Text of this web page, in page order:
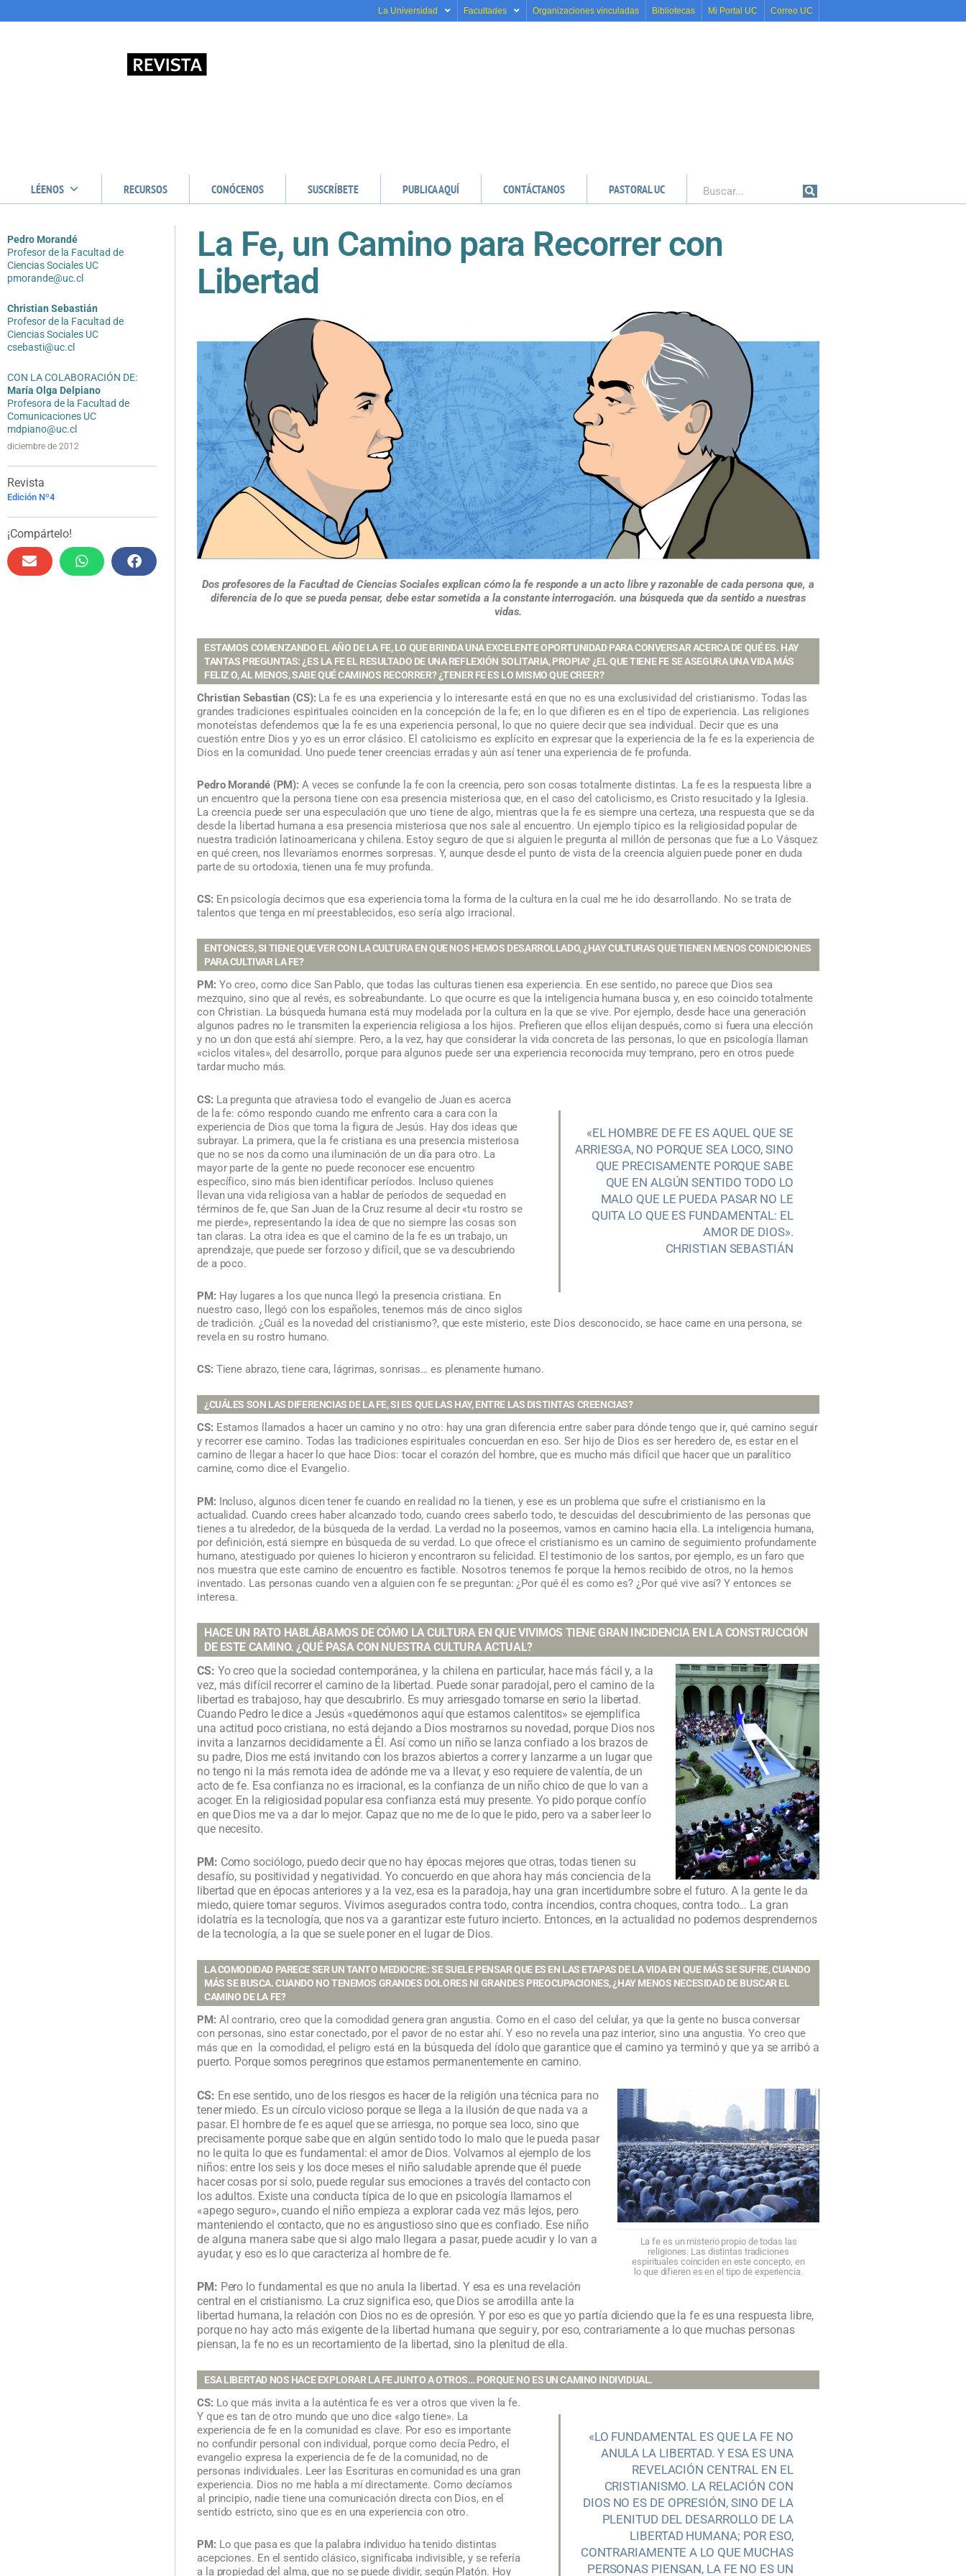
La Universidad Facultades Organizaciones vinculadas Bibliotecas Mi Portal UC Correo UC
LÉENOS RECURSOS CONÓCENOS SUSCRÍBETE PUBLICA AQUÍ CONTÁCTANOS PASTORAL UC Buscar
Pedro Morandé
Profesor de la Facultad de
Ciencias Sociales UC
pmorande@uc.cl
Christian Sebastián
Profesor de la Facultad de
Ciencias Sociales UC
csebasti@uc.cl
CON LA COLABORACIÓN DE:
María Olga Delpiano
Profesora de la Facultad de
Comunicaciones UC
mdpiano@uc.cl
diciembre de 2012
Revista
Edición Nº4
¡Compártelo!
La Fe, un Camino para Recorrer con
Libertad
Dos profesores de la Facultad de Ciencias Sociales explican cómo la fe responde a un acto libre y razonable de cada persona que, a
diferencia de lo que se pueda pensar, debe estar sometida a la constante interrogación. una búsqueda que da sentido a nuestras
vidas.
ESTAMOS COMENZANDO EL AÑO DE LA FE, LO QUE BRINDA UNA EXCELENTE OPORTUNIDAD PARA CONVERSAR ACERCA DE QUÉ ES. HAY
TANTAS PREGUNTAS: ¿ES LA FE EL RESULTADO DE UNA REFLEXIÓN SOLITARIA, PROPIA? ¿EL QUE TIENE FE SE ASEGURA UNA VIDA MÁS
FELIZ O, AL MENOS, SABE QUÉ CAMINOS RECORRER? ¿TENER FE ES LO MISMO QUE CREER?
Christian Sebastian (CS): La fe es una experiencia y lo interesante está en que no es una exclusividad del cristianismo. Todas las
grandes tradiciones espirituales coinciden en la concepción de la fe; en lo que difieren es en el tipo de experiencia. Las religiones
monoteístas defendemos que la fe es una experiencia personal, lo que no quiere decir que sea individual. Decir que es una
cuestión entre Dios y yo es un error clásico. El catolicismo es explícito en expresar que la experiencia de la fe es la experiencia de
Dios en la comunidad. Uno puede tener creencias erradas y aún así tener una experiencia de fe profunda.
Pedro Morandé (PM): A veces se confunde la fe con la creencia, pero son cosas totalmente distintas. La fe es la respuesta libre a
un encuentro que la persona tiene con esa presencia misteriosa que, en el caso del catolicismo, es Cristo resucitado y la Iglesia.
La creencia puede ser una especulación que uno tiene de algo, mientras que la fe es siempre una certeza, una respuesta que se da
desde la libertad humana a esa presencia misteriosa que nos sale al encuentro. Un ejemplo típico es la religiosidad popular de
nuestra tradición latinoamericana y chilena. Estoy seguro de que si alguien le pregunta al millón de personas que fue a Lo Vásquez
en qué creen, nos llevaríamos enormes sorpresas. Y, aunque desde el punto de vista de la creencia alguien puede poner en duda
parte de su ortodoxia, tienen una fe muy profunda.
CS: En psicología decimos que esa experiencia toma la forma de la cultura en la cual me he ido desarrollando. No se trata de
talentos que tenga en mí preestablecidos, eso sería algo irracional.
ENTONCES, SI TIENE QUE VER CON LA CULTURA EN QUE NOS HEMOS DESARROLLADO, ¿HAY CULTURAS QUE TIENEN MENOS CONDICIONES
PARA CULTIVAR LA FE?
PM: Yo creo, como dice San Pablo, que todas las culturas tienen esa experiencia. En ese sentido, no parece que Dios sea
mezquino, sino que al revés, es sobreabundante. Lo que ocurre es que la inteligencia humana busca y, en eso coincido totalmente
con Christian. La búsqueda humana está muy modelada por la cultura en la que se vive. Por ejemplo, desde hace una generación
algunos padres no le transmiten la experiencia religiosa a los hijos. Prefieren que ellos elijan después, como si fuera una elección
y no un don que está ahí siempre. Pero, a la vez, hay que considerar la vida concreta de las personas, lo que en psicología llaman
«ciclos vitales», del desarrollo, porque para algunos puede ser una experiencia reconocida muy temprano, pero en otros puede
tardar mucho más.
«EL HOMBRE DE FE ES AQUEL QUE SE
ARRIESGA, NO PORQUE SEA LOCO, SINO
QUE PRECISAMENTE PORQUE SABE
QUE EN ALGÚN SENTIDO TODO LO
MALO QUE LE PUEDA PASAR NO LE
QUITA LO QUE ES FUNDAMENTAL: EL
AMOR DE DIOS».
CHRISTIAN SEBASTIÁN
CS: La pregunta que atraviesa todo el evangelio de Juan es acerca
de la fe: cómo respondo cuando me enfrento cara a cara con la
experiencia de Dios que toma la figura de Jesús. Hay dos ideas que
subrayar. La primera, que la fe cristiana es una presencia misteriosa
que no se nos da como una iluminación de un día para otro. La
mayor parte de la gente no puede reconocer ese encuentro
específico, sino más bien identificar períodos. Incluso quienes
llevan una vida religiosa van a hablar de períodos de sequedad en
términos de fe, que San Juan de la Cruz resume al decir «tu rostro se
me pierde», representando la idea de que no siempre las cosas son
tan claras. La otra idea es que el camino de la fe es un trabajo, un
aprendizaje, que puede ser forzoso y difícil, que se va descubriendo
de a poco.
PM: Hay lugares a los que nunca llegó la presencia cristiana. En
nuestro caso, llegó con los españoles, tenemos más de cinco siglos
de tradición. ¿Cuál es la novedad del cristianismo?, que este misterio, este Dios desconocido, se hace carne en una persona, se
revela en su rostro humano.
CS: Tiene abrazo, tiene cara, lágrimas, sonrisas… es plenamente humano.
¿CUÁLES SON LAS DIFERENCIAS DE LA FE, SI ES QUE LAS HAY, ENTRE LAS DISTINTAS CREENCIAS?
CS: Estamos llamados a hacer un camino y no otro: hay una gran diferencia entre saber para dónde tengo que ir, qué camino seguir
y recorrer ese camino. Todas las tradiciones espirituales concuerdan en eso. Ser hijo de Dios es ser heredero de, es estar en el
camino de llegar a hacer lo que hace Dios: tocar el corazón del hombre, que es mucho más difícil que hacer que un paralítico
camine, como dice el Evangelio.
PM: Incluso, algunos dicen tener fe cuando en realidad no la tienen, y ese es un problema que sufre el cristianismo en la
actualidad. Cuando crees haber alcanzado todo, cuando crees saberlo todo, te descuidas del descubrimiento de las personas que
tienes a tu alrededor, de la búsqueda de la verdad. La verdad no la poseemos, vamos en camino hacia ella. La inteligencia humana,
por definición, está siempre en búsqueda de su verdad. Lo que ofrece el cristianismo es un camino de seguimiento profundamente
humano, atestiguado por quienes lo hicieron y encontraron su felicidad. El testimonio de los santos, por ejemplo, es un faro que
nos muestra que este camino de encuentro es factible. Nosotros tenemos fe porque la hemos recibido de otros, no la hemos
inventado. Las personas cuando ven a alguien con fe se preguntan: ¿Por qué él es como es? ¿Por qué vive así? Y entonces se
interesa.
HACE UN RATO HABLÁBAMOS DE CÓMO LA CULTURA EN QUE VIVIMOS TIENE GRAN INCIDENCIA EN LA CONSTRUCCIÓN
DE ESTE CAMINO. ¿QUÉ PASA CON NUESTRA CULTURA ACTUAL?
CS: Yo creo que la sociedad contemporánea, y la chilena en particular, hace más fácil y, a la
vez, más difícil recorrer el camino de la libertad. Puede sonar paradojal, pero el camino de la
libertad es trabajoso, hay que descubrirlo. Es muy arriesgado tomarse en serio la libertad.
Cuando Pedro le dice a Jesús «quedémonos aquí que estamos calentitos» se ejemplifica
una actitud poco cristiana, no está dejando a Dios mostrarnos su novedad, porque Dios nos
invita a lanzarnos decididamente a Él. Así como un niño se lanza confiado a los brazos de
su padre, Dios me está invitando con los brazos abiertos a correr y lanzarme a un lugar que
no tengo ni la más remota idea de adónde me va a llevar, y eso requiere de valentía, de un
acto de fe. Esa confianza no es irracional, es la confianza de un niño chico de que lo van a
acoger. En la religiosidad popular esa confianza está muy presente. Yo pido porque confío
en que Dios me va a dar lo mejor. Capaz que no me de lo que le pido, pero va a saber leer lo
que necesito.
PM: Como sociólogo, puedo decir que no hay épocas mejores que otras, todas tienen su
desafío, su positividad y negatividad. Yo concuerdo en que ahora hay más conciencia de la
libertad que en épocas anteriores y a la vez, esa es la paradoja, hay una gran incertidumbre sobre el futuro. A la gente le da
miedo, quiere tomar seguros. Vivimos asegurados contra todo, contra incendios, contra choques, contra todo… La gran
idolatría es la tecnología, que nos va a garantizar este futuro incierto. Entonces, en la actualidad no podemos desprendernos
de la tecnología, a la que se suele poner en el lugar de Dios.
LA COMODIDAD PARECE SER UN TANTO MEDIOCRE: SE SUELE PENSAR QUE ES EN LAS ETAPAS DE LA VIDA EN QUE MÁS SE SUFRE, CUANDO
MÁS SE BUSCA. CUANDO NO TENEMOS GRANDES DOLORES NI GRANDES PREOCUPACIONES, ¿HAY MENOS NECESIDAD DE BUSCAR EL
CAMINO DE LA FE?
PM: Al contrario, creo que la comodidad genera gran angustia. Como en el caso del celular, ya que la gente no busca conversar
con personas, sino estar conectado, por el pavor de no estar ahí. Y eso no revela una paz interior, sino una angustia. Yo creo que
más que en la comodidad, el peligro está en la búsqueda del ídolo que garantice que el camino ya terminó y que ya se arribó a
puerto. Porque somos peregrinos que estamos permanentemente en camino.
La fe es un misterio propio de todas las
religiones. Las distintas tradiciones
espirituales coinciden en este concepto, en
lo que difieren es en el tipo de experiencia.
CS: En ese sentido, uno de los riesgos es hacer de la religión una técnica para no
tener miedo. Es un círculo vicioso porque se llega a la ilusión de que nada va a
pasar. El hombre de fe es aquel que se arriesga, no porque sea loco, sino que
precisamente porque sabe que en algún sentido todo lo malo que le pueda pasar
no le quita lo que es fundamental: el amor de Dios. Volvamos al ejemplo de los
niños: entre los seis y los doce meses el niño saludable aprende que él puede
hacer cosas por sí solo, puede regular sus emociones a través del contacto con
los adultos. Existe una conducta típica de lo que en psicología llamamos el
«apego seguro», cuando el niño empieza a explorar cada vez más lejos, pero
manteniendo el contacto, que no es angustioso sino que es confiado. Ese niño
de alguna manera sabe que si algo malo llegara a pasar, puede acudir y lo van a
ayudar, y eso es lo que caracteriza al hombre de fe.
PM: Pero lo fundamental es que no anula la libertad. Y esa es una revelación
central en el cristianismo. La cruz significa eso, que Dios se arrodilla ante la
libertad humana, la relación con Dios no es de opresión. Y por eso es que yo partía diciendo que la fe es una respuesta libre,
porque no hay acto más exigente de la libertad humana que seguir y, por eso, contrariamente a lo que muchas personas
piensan, la fe no es un recortamiento de la libertad, sino la plenitud de ella.
ESA LIBERTAD NOS HACE EXPLORAR LA FE JUNTO A OTROS… PORQUE NO ES UN CAMINO INDIVIDUAL.
«LO FUNDAMENTAL ES QUE LA FE NO
ANULA LA LIBERTAD. Y ESA ES UNA
REVELACIÓN CENTRAL EN EL
CRISTIANISMO. LA RELACIÓN CON
DIOS NO ES DE OPRESIÓN, SINO DE LA
PLENITUD DEL DESARROLLO DE LA
LIBERTAD HUMANA; POR ESO,
CONTRARIAMENTE A LO QUE MUCHAS
PERSONAS PIENSAN, LA FE NO ES UN
CS: Lo que más invita a la auténtica fe es ver a otros que viven la fe.
Y que es tan de otro mundo que uno dice «algo tiene». La
experiencia de fe en la comunidad es clave. Por eso es importante
no confundir personal con individual, porque como decía Pedro, el
evangelio expresa la experiencia de fe de la comunidad, no de
personas individuales. Leer las Escrituras en comunidad es una gran
experiencia. Dios no me habla a mí directamente. Como decíamos
al principio, nadie tiene una comunicación directa con Dios, en el
sentido estricto, sino que es en una experiencia con otro.
PM: Lo que pasa es que la palabra individuo ha tenido distintas
acepciones. En el sentido clásico, significaba indivisible, y se refería
a la propiedad del alma, que no se puede dividir, según Platón. Hoy